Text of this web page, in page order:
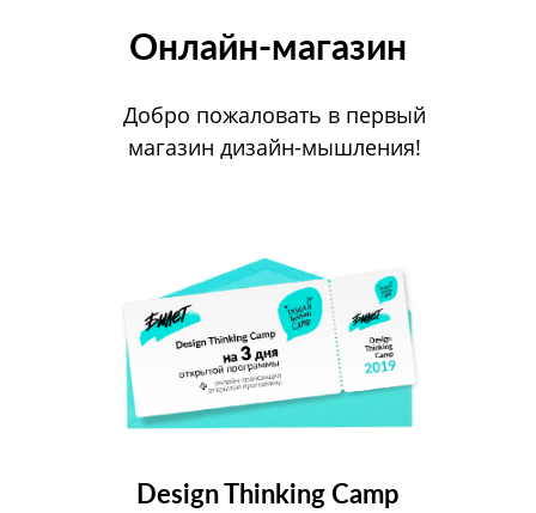
Онлайн-магазин
Добро пожаловать в первый
магазин дизайн-мышления!
Design Thinking Camp